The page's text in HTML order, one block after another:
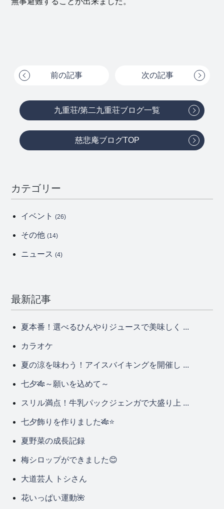
前の記事 次の記事
九重荘/第二九重荘ブログ一覧
慈悲庵ブログTOP
カテゴリー
イベント(26)
その他(14)
ニュース(4)
最新記事
夏本番！選べるひんやりジュースで美味しく ...
カラオケ
夏の涼を味わう！アイスバイキングを開催し ...
七夕🎋～願いを込めて～
スリル満点！牛乳パックジェンガで大盛り上 ...
七夕飾りを作りました🎋⭐
夏野菜の成長記録
梅シロップができました😊
大道芸人 トシさん
花いっぱい運動🌺